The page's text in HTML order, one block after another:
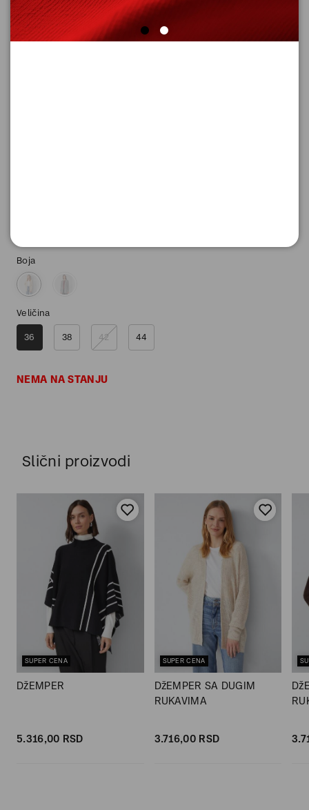
Boja
Veličina
36 38 42 44
NEMA NA STANJU
Slični proizvodi
SUPER CENA
DžEMPER
5.316,00 RSD
SUPER CENA
DžEMPER SA DUGIM
RUKAVIMA
3.716,00 RSD